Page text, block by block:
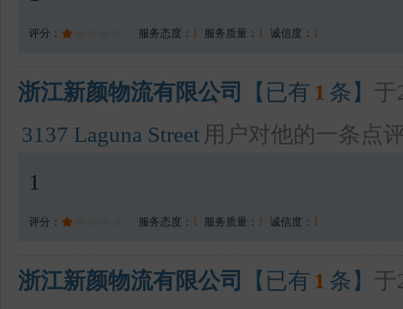
评分： 服务态度： 1 服务质量： 1 诚信度： 1
浙江新颜物流有限公司 【已有 1 条】 于
3137 Laguna Street 用户对他的一条点
1
评分： 服务态度： 1 服务质量： 1 诚信度： 1
浙江新颜物流有限公司 【已有 1 条】 于